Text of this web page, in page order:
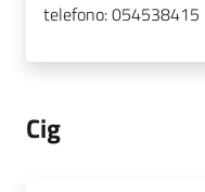
telefono:054538415
Cig